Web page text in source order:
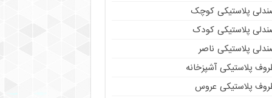
پلاستیکی کوچک
پلاستیکی کودک
پلاستیکی ناصر
پلاستیکی آشپزخانه
پلاستیکی عروس